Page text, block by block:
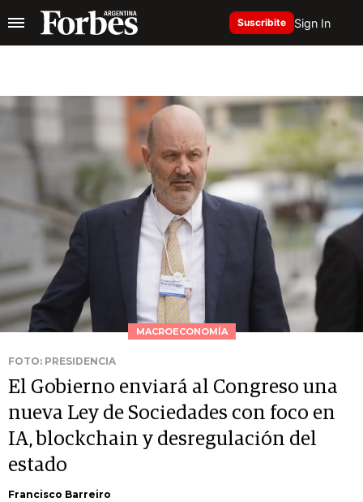
Suscribite Sign In
MACROECONOMÍA
FOTO: PRESIDENCIA
El Gobierno enviará al Congreso una
nueva Ley de Sociedades con foco en
IA, blockchain y desregulación del
estado
Francisco Barreiro